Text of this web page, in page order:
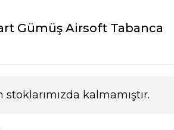
Gümüş Airsoft Tabanca
stoklarımızda kalmamıştır.